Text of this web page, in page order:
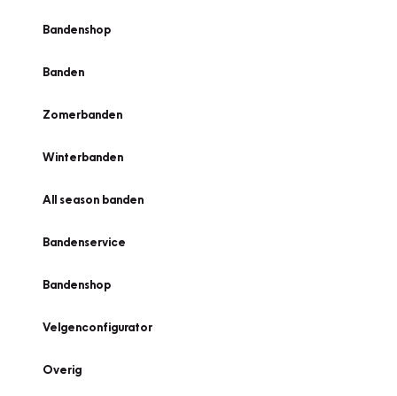
Bandenshop
Banden
Zomerbanden
Winterbanden
All season banden
Bandenservice
Bandenshop
Velgenconfigurator
Overig